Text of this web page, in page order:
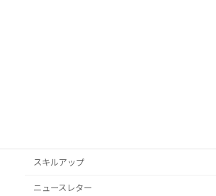
スキルアップ
ニュースレター